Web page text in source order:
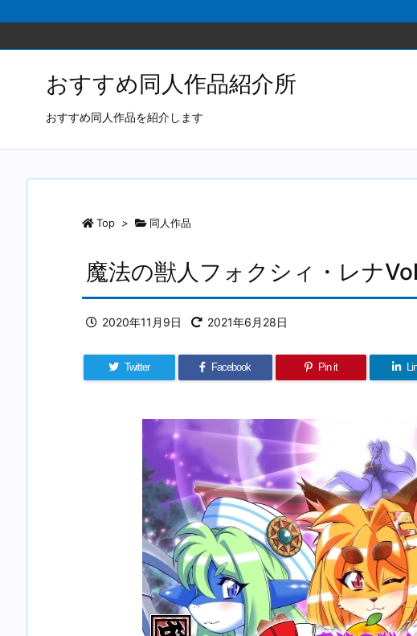
おすすめ同人作品紹介所
おすすめ同人作品を紹介します
Top > 同人作品
魔法の獣人フォクシィ・レナ
2020年11月9日 2021年6月28日
Twitter Facebook Pin it